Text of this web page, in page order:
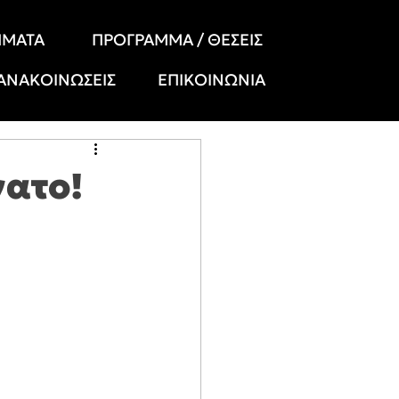
ΠΡΟΓΡΑΜΜΑ / ΘΕΣΕΙΣ
ΕΠΙΚΟΙΝΩΝΙΑ